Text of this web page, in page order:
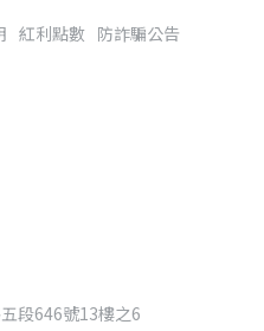
紅利點數 防詐騙公告
段646號13樓之6